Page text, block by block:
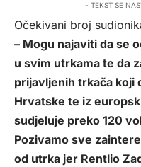
- TEKST SE
Očekivani broj
– Mogu najaviti da se
u svim utrkama te da
prijavljenih trkača koji
Hrvatske te iz
sudjeluje preko 120
Pozivamo sve
od utrka jer Rentlio